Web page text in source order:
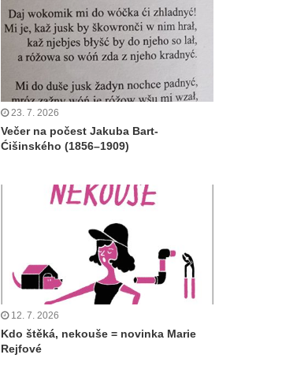
23. 7. 2026
Večer na počest Jakuba Bart-
Ćišinského (1856–1909)
12. 7. 2026
Kdo štěká, nekouše = novinka Marie
Rejfové